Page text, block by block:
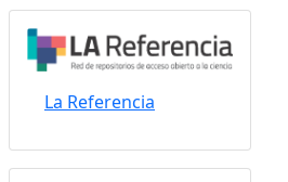
La Referencia